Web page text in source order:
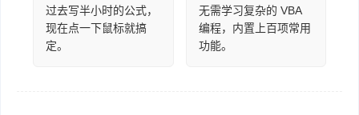
过去写半小时的公式，
现在点一下鼠标就搞
定。
无需学习复杂的 VBA
编程，内置上百项常用
功能。